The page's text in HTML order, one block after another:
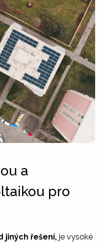
a
pro
jiných řešení, je vysoké